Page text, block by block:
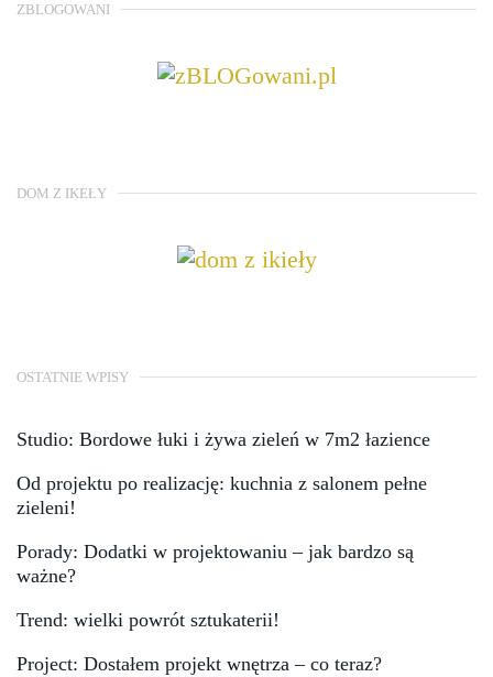
ZBLOGOWANI
DOM Z IKEŁY
OSTATNIE WPISY
Studio: Bordowe łuki i żywa zieleń w 7m2 łazience
Od projektu po realizację: kuchnia z salonem pełne
zieleni!
Porady: Dodatki w projektowaniu – jak bardzo są
ważne?
Trend: wielki powrót sztukaterii!
Project: Dostałem projekt wnętrza – co teraz?